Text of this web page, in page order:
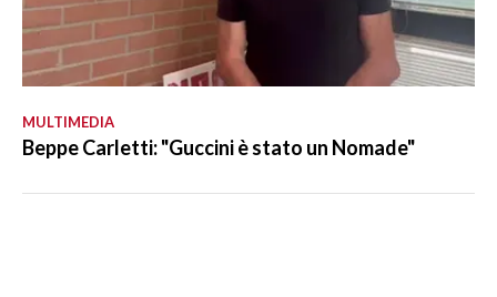
MULTIMEDIA
Beppe Carletti: "Guccini è stato un Nomade"